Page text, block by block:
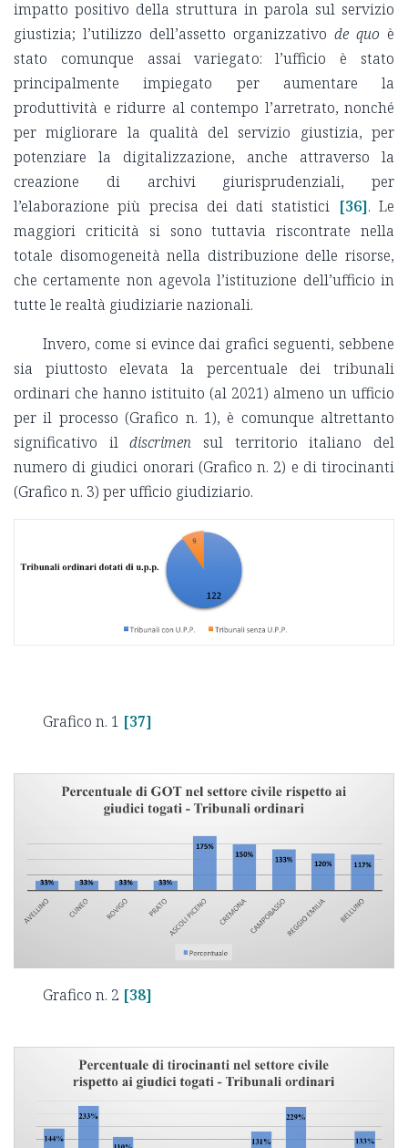
impatto positivo della struttura in parola sul servizio
giustizia; l’utilizzo dell’assetto organizzativo de quo è
stato comunque assai variegato: l’ufficio è stato
principalmente impiegato per aumentare la
produttività e ridurre al contempo l’arretrato, nonché
per migliorare la qualità del servizio giustizia, per
potenziare la digitalizzazione, anche attraverso la
creazione di archivi giurisprudenziali, per
l’elaborazione più precisa dei dati statistici [36]. Le
maggiori criticità si sono tuttavia riscontrate nella
totale disomogeneità nella distribuzione delle risorse,
che certamente non agevola l’istituzione dell’ufficio in
tutte le realtà giudiziarie nazionali.
Invero, come si evince dai grafici seguenti, sebbene
sia piuttosto elevata la percentuale dei tribunali
ordinari che hanno istituito (al 2021) almeno un ufficio
per il processo (Grafico n. 1), è comunque altrettanto
significativo ildiscrimen sul territorio italiano del
numero di giudici onorari (Grafico n. 2) e di tirocinanti
(Grafico n. 3) per ufficio giudiziario.
Grafico n. 1 [37]
Grafico n. 2 [38]